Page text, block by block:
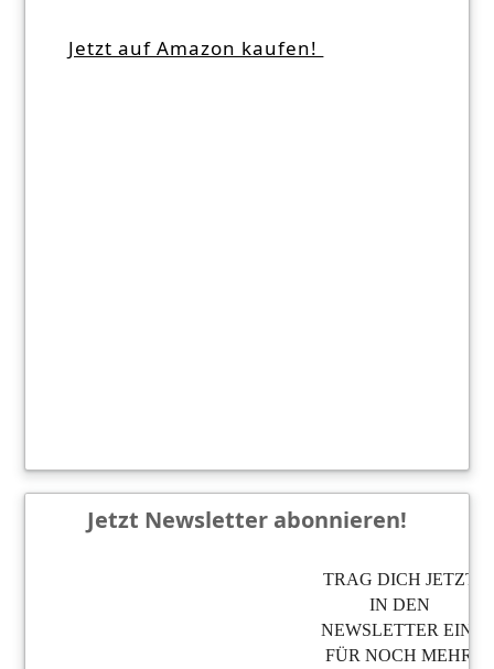
Jetzt auf Amazon kaufen!
Jetzt Newsletter abonnieren!
TRAG DICH JETZT
IN DEN
NEWSLETTER EIN,
FÜR NOCH MEHR